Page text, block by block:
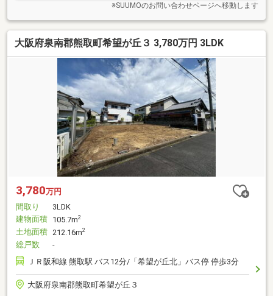
歩９分お気軽にお問合せ下さい！※SUUMOのお問い合わせページへ移動します
大阪府泉南郡熊取町希望が丘３ 3,780万円 3LDK
3,780万円
間取り
3LDK
建物面積 105.7m2
土地面積 212.16m2
総戸数
-
ＪＲ阪和線 熊取駅 バス12分/「希望が丘北」バス停 停歩3分
大阪府泉南郡熊取町希望が丘３